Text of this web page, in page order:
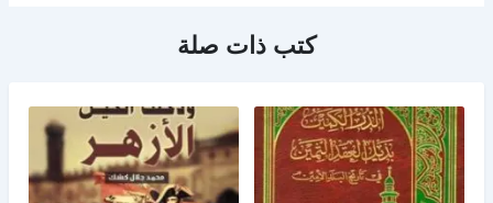
كتب ذات صلة